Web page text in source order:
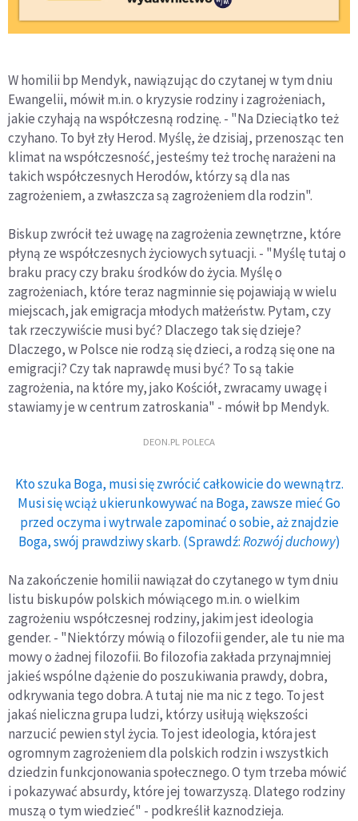
W homilii bp Mendyk, nawiązując do czytanej w tym dniu
Ewangelii, mówił m.in. o kryzysie rodziny i zagrożeniach,
jakie czyhają na współczesną rodzinę. - "Na Dzieciątko też
czyhano. To był zły Herod. Myślę, że dzisiaj, przenosząc ten
klimat na współczesność, jesteśmy też trochę narażeni na
takich współczesnych Herodów, którzy są dla nas
zagrożeniem, a zwłaszcza są zagrożeniem dla rodzin".
Biskup zwrócił też uwagę na zagrożenia zewnętrzne, które
płyną ze współczesnych życiowych sytuacji. - "Myślę tutaj o
braku pracy czy braku środków do życia. Myślę o
zagrożeniach, które teraz nagminnie się pojawiają w wielu
miejscach, jak emigracja młodych małżeństw. Pytam, czy
tak rzeczywiście musi być? Dlaczego tak się dzieje?
Dlaczego, w Polsce nie rodzą się dzieci, a rodzą się one na
emigracji? Czy tak naprawdę musi być? To są takie
zagrożenia, na które my, jako Kościół, zwracamy uwagę i
stawiamy je w centrum zatroskania" - mówił bp Mendyk.
DEON.PL POLECA
Kto szuka Boga, musi się zwrócić całkowicie do wewnątrz.
Musi się wciąż ukierunkowywać na Boga, zawsze mieć Go
przed oczyma i wytrwale zapominać o sobie, aż znajdzie
Boga, swój prawdziwy skarb. (Sprawdź:Rozwój duchowy)
Na zakończenie homilii nawiązał do czytanego w tym dniu
listu biskupów polskich mówiącego m.in. o wielkim
zagrożeniu współczesnej rodziny, jakim jest ideologia
gender. - "Niektórzy mówią o filozofii gender, ale tu nie ma
mowy o żadnej filozofii. Bo filozofia zakłada przynajmniej
jakieś wspólne dążenie do poszukiwania prawdy, dobra,
odkrywania tego dobra. A tutaj nie ma nic z tego. To jest
jakaś nieliczna grupa ludzi, którzy usiłują większości
narzucić pewien styl życia. To jest ideologia, która jest
ogromnym zagrożeniem dla polskich rodzin i wszystkich
dziedzin funkcjonowania społecznego. O tym trzeba mówić
i pokazywać absurdy, które jej towarzyszą. Dlatego rodziny
muszą o tym wiedzieć" - podkreślił kaznodzieja.